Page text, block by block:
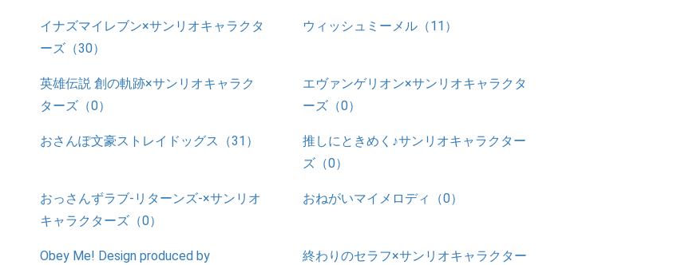
イナズマイレブン×サンリオキャラクタ
ーズ（30）
ウィッシュミーメル（11）
英雄伝説 創の軌跡×サンリオキャラク
ターズ（0）
エヴァンゲリオン×サンリオキャラクタ
ーズ（0）
おさんぽ文豪ストレイドッグス（31）
推しにときめく♪サンリオキャラクター
ズ（0）
おっさんずラブ-リターンズ-×サンリオ
キャラクターズ（0）
おねがいマイメロディ（0）
Obey Me! Design produced by
終わりのセラフ×サンリオキャラクター